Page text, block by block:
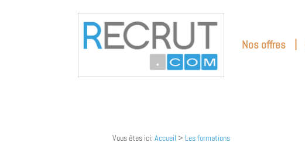
Nos offres |
Vous êtes ici: Accueil > Les formations